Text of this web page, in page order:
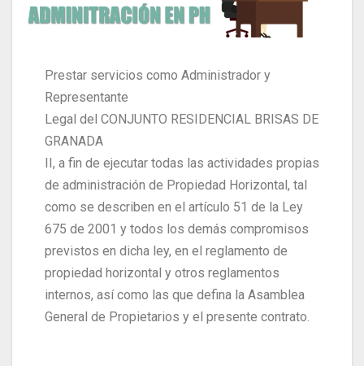
Prestar servicios como Administrador y
Representante
Legal del CONJUNTO RESIDENCIAL BRISAS DE
GRANADA
II, a fin de ejecutar todas las actividades propias
de administración de Propiedad Horizontal, tal
como se describen en el artículo 51 de la Ley
675 de 2001 y todos los demás compromisos
previstos en dicha ley, en el reglamento de
propiedad horizontal y otros reglamentos
internos, así como las que defina la Asamblea
General de Propietarios y el presente contrato.